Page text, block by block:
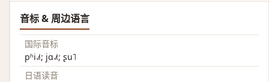
音标 & 周边语言
国际音标
pʰi˨˩˦; jɑ˨˩˦; ʂu˥
日语读音